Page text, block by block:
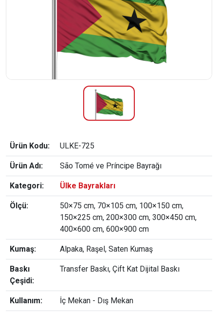
Ürün Kodu: ULKE-725
Ürün Adı: São Tomé ve Príncipe Bayrağı
Kategori: Ülke Bayrakları
Ölçü:
50×75 cm, 70×105 cm, 100×150 cm,
150×225 cm, 200×300 cm, 300×450 cm,
400×600 cm, 600×900 cm
Kumaş: Alpaka, Raşel, Saten Kumaş
Baskı
Çeşidi:
Transfer Baskı, Çift Kat Dijital Baskı
Kullanım: İç Mekan - Dış Mekan